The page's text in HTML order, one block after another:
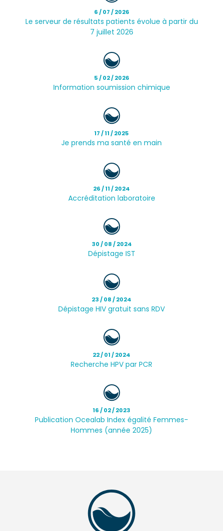
6 / 07 / 2026
Le serveur de résultats patients évolue à partir du
7 juillet 2026
5 / 02 / 2026
Information soumission chimique
17 / 11 / 2025
Je prends ma santé en main
26 / 11 / 2024
Accréditation laboratoire
30 / 08 / 2024
Dépistage IST
23 / 08 / 2024
Dépistage HIV gratuit sans RDV
22 / 01 / 2024
Recherche HPV par PCR
16 / 02 / 2023
Publication Ocealab Index égalité Femmes-
Hommes (année 2025)